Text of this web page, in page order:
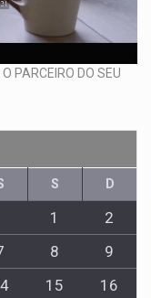
PARCEIRO DO SEU
S D
1
2
8
9
15
16